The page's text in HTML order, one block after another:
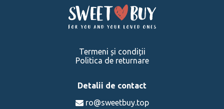
Termeni și condiții
Politica de returnare
Detalii de contact
ro@sweetbuy.top